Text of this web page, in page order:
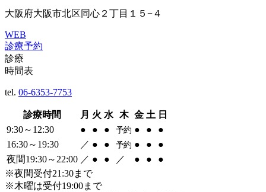
大阪府大阪市北区同心２丁目１５−４
WEB
診療予約
診療
時間表
tel. 06-6353-7753
診療時間 月 火 水 木 金 土 日
9:30～12:30
● ● ● 予約 ● ●
●
16:30～19:30
／ ● ● 予約 ● ●
●
夜間19:30～22:00 ／ ● ● ／ ● ●
●
※夜間受付21:30まで
※木曜は受付19:00まで